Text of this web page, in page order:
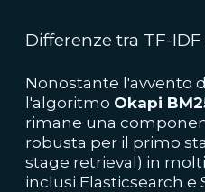
Differenze tra TF-IDF
Nonostante l'avvento
l'algoritmo Okapi
rimane una
robusta per il primo
stage retrieval) in
inclusi Elasticsearch e